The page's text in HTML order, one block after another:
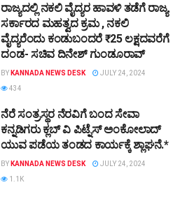
ರಾಜ್ಯದಲ್ಲಿ ನಕಲಿ ವೈದ್ಯರ ಹಾವಳಿ ತಡೆಗೆ ರಾಜ್ಯ
ಸರ್ಕಾರದ ಮಹತ್ವದ ಕ್ರಮ , ನಕಲಿ
ವೈದ್ಯರೆಂದು ಕಂಡುಬಂದರೆ ₹25 ಲಕ್ಷದವರೆಗೆ
ದಂಡ- ಸಚಿವ ದಿನೇಶ್‌ ಗುಂಡೂರಾವ್‌
BY KANNADA NEWS DESK
JULY 24, 2024
434
ನೆರೆ ಸಂತ್ರಸ್ಥರ ನೆರವಿಗೆ ಬಂದ ಸೇವಾ
ಕನ್ನಡಿಗರು ಕ್ಲಬ್ ವಿ ಪಿಟ್ನೆಸ್ ಅಂಕೋಲಾದ್
ಯುವ ಪಡೆಯ ತಂಡದ ಕಾರ್ಯಕ್ಕೆ ಶ್ಲಾಘನೆ.*
BY KANNADA NEWS DESK
JULY 24, 2024
1.1K